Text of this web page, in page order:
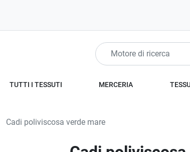
TUTTI I TESSUTI MERCERIA
Cadi poliviscosa verde mare